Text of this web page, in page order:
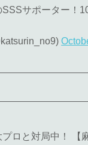
サポーター！
ロと対局中！ 【